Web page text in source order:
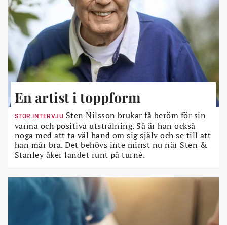
En artist i toppform
STOR INTERVJU Sten Nilsson brukar få beröm för sin
varma och positiva utstrålning. Så är han också
noga med att ta väl hand om sig själv och se till att
han mår bra. Det behövs inte minst nu när Sten &
Stanley åker landet runt på turné.